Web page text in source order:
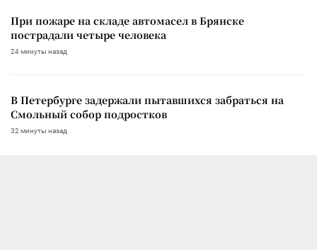
При пожаре на складе автомасел в Брянске
пострадали четыре человека
24 минуты назад
В Петербурге задержали пытавшихся забраться на
Смольный собор подростков
32 минуты назад